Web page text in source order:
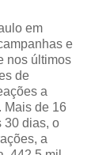
em
e
nos últimos
de
a
Mais de 16
30 dias, o
a